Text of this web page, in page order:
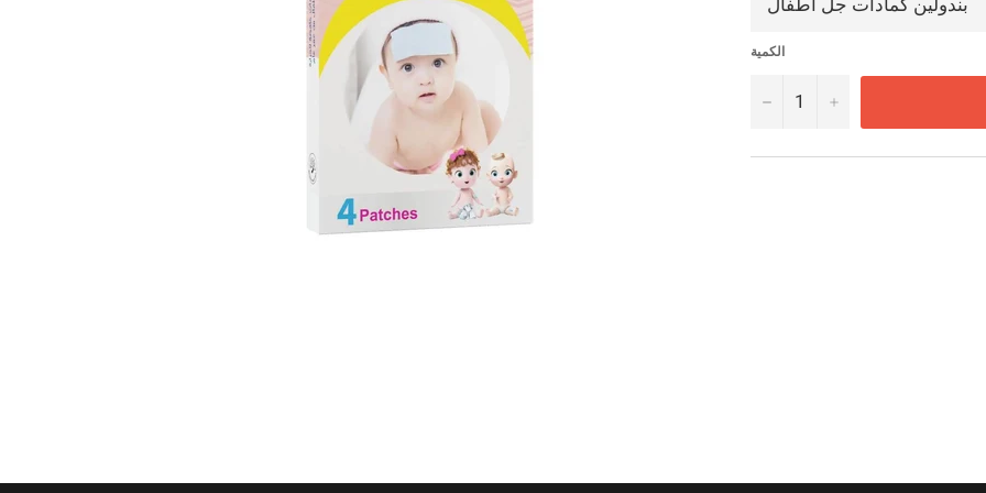
الكمية
− +